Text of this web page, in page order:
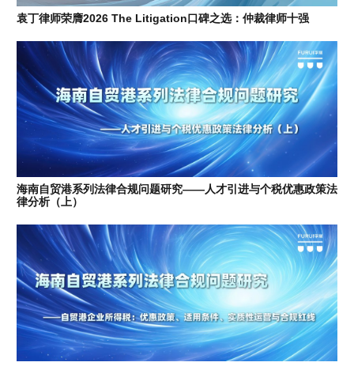
袁丁律师荣膺2026 The Litigation口碑之选：仲裁律师十强
海南自贸港系列法律合规问题研究——人才引进与个税优惠政策法
律分析（上）